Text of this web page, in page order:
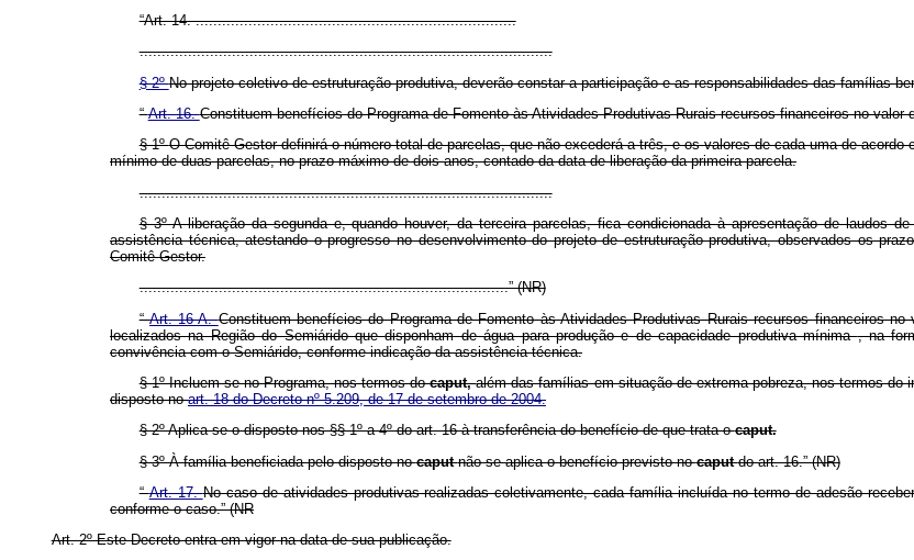
“Art. 14. .........................................................................
..............................................................................................
§ 2ºNo projeto coletivo de estruturação produtiva, deverão constar a participação e as responsabilidades das famílias
“Art. 16.Constituem benefícios do Programa de Fomento às Atividades Produtivas Rurais recursos financeiros no
§ 1ºO Comitê Gestor definirá o número total de parcelas, que não excederá a três, e os valores de cada uma de
mínimo de duas parcelas, no prazo máximo de dois anos, contado da data de liberação da primeira parcela.
..............................................................................................
§ 3º A liberação da segunda e, quando houver, da terceira parcelas, fica condicionada à apresentação de laudos
assistência técnica, atestando o progresso no desenvolvimento do projeto de estruturação produtiva, observados os
Comitê Gestor.
....................................................................................” (NR)
“Art. 16-A.Constituem benefícios do Programa de Fomento às Atividades Produtivas Rurais recursos financeiros
localizados na Região do Semiárido quedisponham de água para produção e de capacidade produtiva mínima,na
convivência com o Semiárido, conforme indicação da assistência técnica.
§ 1º Incluem-se no Programa, nos termos docaput,além das famílias em situação de extrema pobreza, nos termos do
disposto noart. 18 do Decreto nº 5.209, de 17 de setembro de 2004.
§ 2º Aplica-se o disposto nos §§ 1º a 4º do art. 16 à transferência do benefício de que trata ocaput.
§ 3º À família beneficiada pelo disposto nocaputnão se aplica o benefício previsto nocaputdo art. 16.” (NR)
“Art. 17.No caso de atividades produtivas realizadas coletivamente, cada família incluída no termo de adesão
conforme o caso.” (NR
Art. 2º Este Decreto entra em vigor na data de sua publicação.